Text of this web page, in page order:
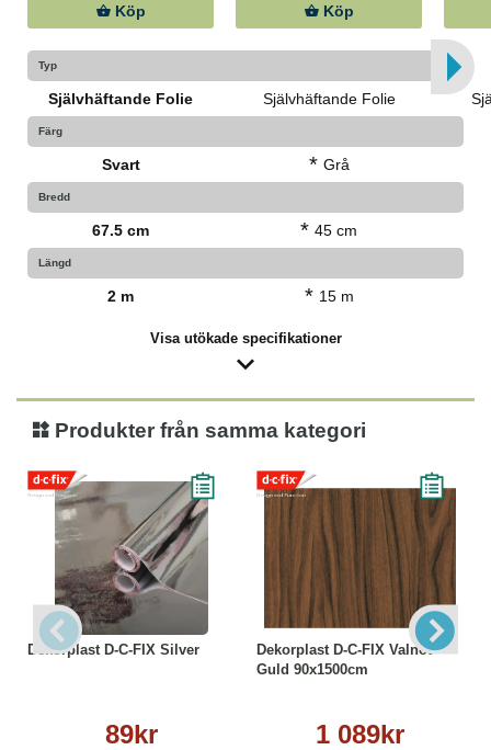
Köp Köp
Typ
Självhäftande Folie Självhäftande Folie
Färg
Svart * Grå
Bredd
67.5 cm * 45 cm
Längd
2 m * 15 m
Visa utökade specifikationer
Produkter från samma kategori
Dekorplast D-C-FIX Silver
89kr
Dekorplast D-C-FIX Valnöt
Guld 90x1500cm
1 089kr